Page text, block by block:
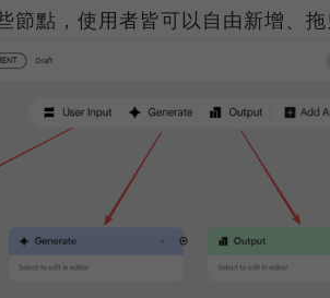
節點，使用者皆可以自由新增、拖